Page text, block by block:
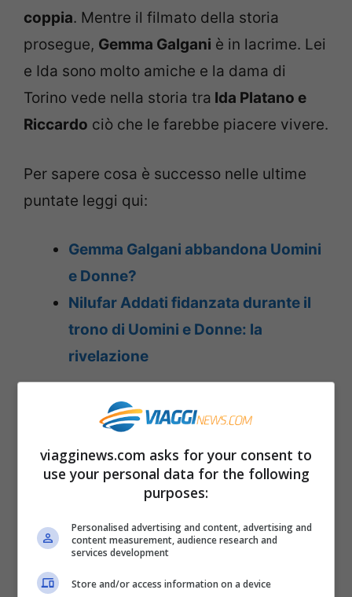
coppia. Mentre il filmato della storia
prosegue, Gemma Galgani è in lacrime. Lei
e Ida sono molto amiche e la dama di
Torino vede nella storia tra Ida Platano e
Riccardo ciò che le farebbe piacere vivere.
Per sapere cosa è successo nelle ultime
puntate leggi qui:
Gemma Galgani abbandona Uomini
e Donne?
Nilufar Addati fidanzata durante il
trono di Uomini e Donne: la
rivelazione
viagginews.com asks for your consent to
use your personal data for the following
purposes:
Personalised advertising and content, advertising and
content measurement, audience research and
services development
Store and/or access information on a device